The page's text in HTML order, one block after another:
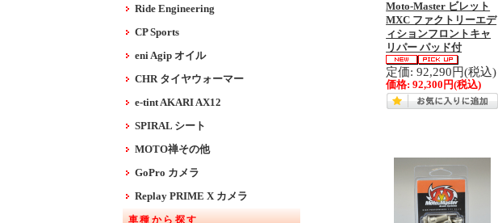
Ride Engineering
CP Sports
eni Agip オイル
CHR タイヤウォーマー
e-tint AKARI AX12
SPIRAL シート
MOTO禅その他
GoPro カメラ
Replay PRIME X カメラ
車種から探す
Moto-Master ビレット
MXC ファクトリーエデ
ィションフロントキャ
リパー パッド付
定価: 92,290円(税込)
価格:92,300円(税込)